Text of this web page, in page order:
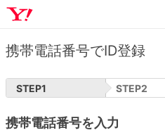
携帯電話番号でID登録
STEP1 STEP2
携帯電話番号を入力